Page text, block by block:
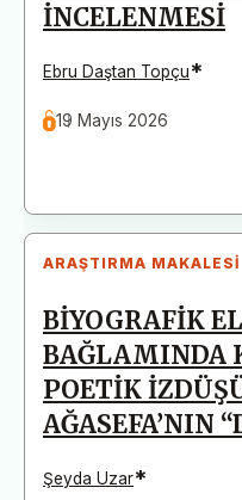
İNCELENMESİ
Ebru Daştan Topçu*
19 Mayıs 2026
ARAŞTIRMA MAKALESI
BİYOGRAFİK
BAĞLAMINDA
POETİK
AĞASEFA’NIN
Şeyda Uzar*